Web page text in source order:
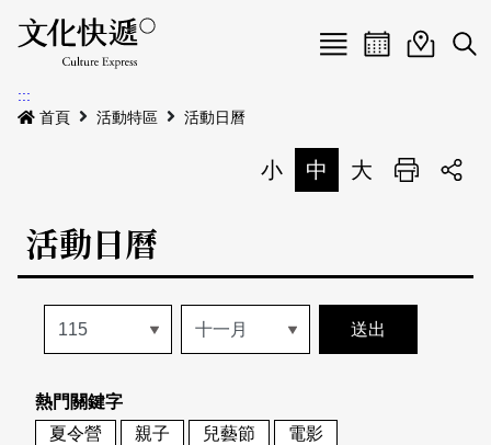
Menu
最新公告
本期專題
歷史專題
活動特區
活動列表
地圖搜尋
關於我們
關於我們
會員基本資料
活動日曆活動地圖
展
:::
首頁
活動特區 活動日曆
小 中 大 列印
活動日曆
熱門關鍵字
夏令營
親子 兒藝節
電影